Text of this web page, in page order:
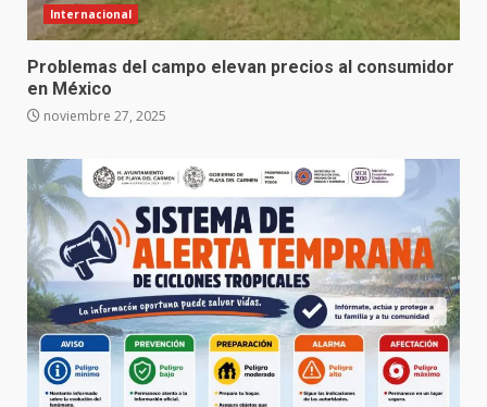
Internacional
Problemas del campo elevan precios al consumidor
en México
noviembre 27, 2025